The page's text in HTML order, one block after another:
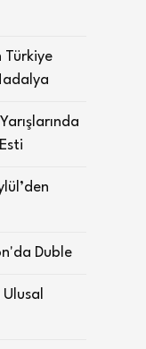
Türkiye
Duble